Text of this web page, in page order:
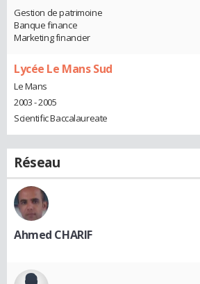
Gestion de patrimoine
Banque finance
Marketing financier
Lycée Le Mans Sud
Le Mans
2003 - 2005
Scientific Baccalaureate
Réseau
Ahmed CHARIF